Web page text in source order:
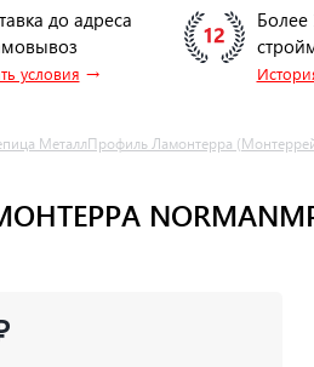
до адреса
условия →
Более
МеталлПрофиль Ламонтерра